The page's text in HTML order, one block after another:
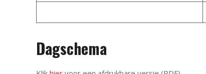
Dagschema